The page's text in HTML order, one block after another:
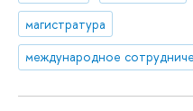
магистратура
международное